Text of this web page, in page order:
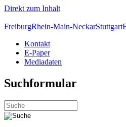
Direkt zum Inhalt
FreiburgRhein-Main-NeckarStuttgart
Kontakt
E-Paper
Mediadaten
Suchformular